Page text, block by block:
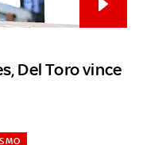
Del Toro vince